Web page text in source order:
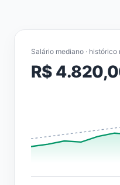
Salário mediano · histórico
R$